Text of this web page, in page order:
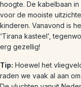
hoogte. De kabelbaan
voor de mooiste
kinderen. Vanavond is
‘Tirana kasteel’,
erg gezellig!
Tip: Hoewel het
raden we vaak al aan